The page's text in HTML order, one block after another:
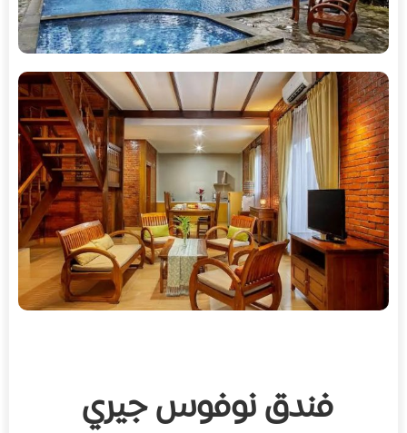
فندق نوفوس جيري